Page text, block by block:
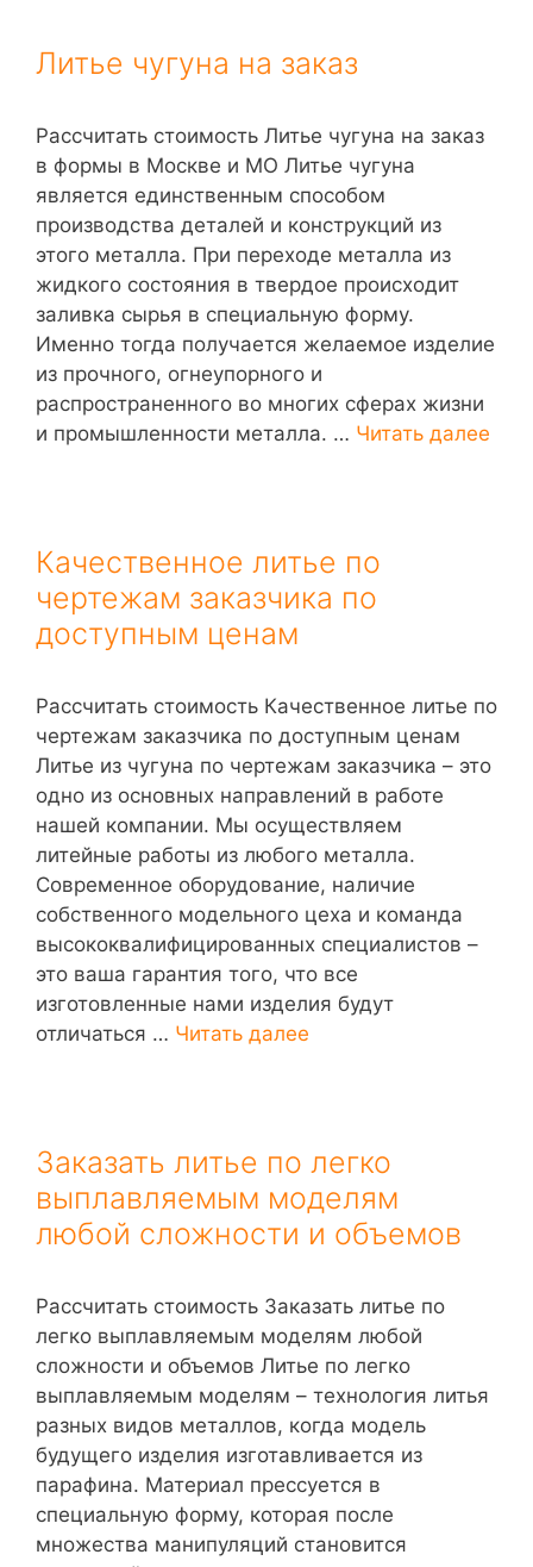
Литье чугуна на заказ
Рассчитать стоимость Литье чугуна на заказ
в формы в Москве и МО Литье чугуна
является единственным способом
производства деталей и конструкций из
этого металла. При переходе металла из
жидкого состояния в твердое происходит
заливка сырья в специальную форму.
Именно тогда получается желаемое изделие
из прочного, огнеупорного и
распространенного во многих сферах жизни
и промышленности металла. … Читать далее
Качественное литье по
чертежам заказчика по
доступным ценам
Рассчитать стоимость Качественное литье по
чертежам заказчика по доступным ценам
Литье из чугуна по чертежам заказчика – это
одно из основных направлений в работе
нашей компании. Мы осуществляем
литейные работы из любого металла.
Современное оборудование, наличие
собственного модельного цеха и команда
высококвалифицированных специалистов –
это ваша гарантия того, что все
изготовленные нами изделия будут
отличаться … Читать далее
Заказать литье по легко
выплавляемым моделям
любой сложности и объемов
Рассчитать стоимость Заказать литье по
легко выплавляемым моделям любой
сложности и объемов Литье по легко
выплавляемым моделям – технология литья
разных видов металлов, когда модель
будущего изделия изготавливается из
парафина. Материал прессуется в
специальную форму, которая после
множества манипуляций становится